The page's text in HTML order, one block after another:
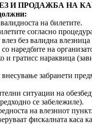
И ПРОДАЖБА НА
на билетите.
согласно
без валидна
наредбите на
и гратисс нараквица
забранети
ситуации на
се забележиле).
на влезниот пункт.
фискалната каса